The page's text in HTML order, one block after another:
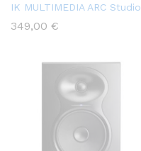
IK MULTIMEDIA ARC Studio
349,00 €